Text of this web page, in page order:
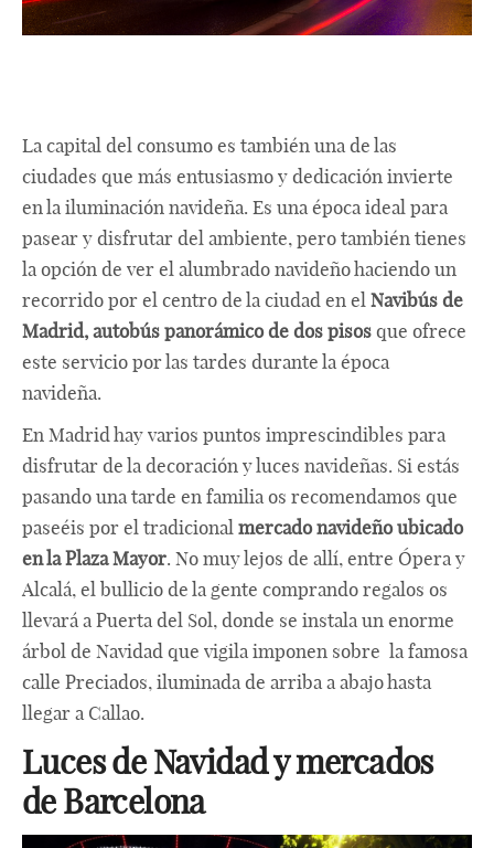
La capital del consumo es también una de las
ciudades que más entusiasmo y dedicación invierte
en la iluminación navideña. Es una época ideal para
pasear y disfrutar del ambiente, pero también tienes
la opción de ver el alumbrado navideño haciendo un
recorrido por el centro de la ciudad en el Navibús de
Madrid, autobús panorámico de dos pisosque ofrece
este servicio por las tardes durante la época
navideña.
En Madrid hay varios puntos imprescindibles para
disfrutar de la decoración y luces navideñas. Si estás
pasando una tarde en familia os recomendamos que
paseéis por el tradicional mercado navideño ubicado
en la Plaza Mayor. No muy lejos de allí, entre Ópera y
Alcalá, el bullicio de la gente comprando regalos os
llevará a Puerta del Sol, donde se instala un enorme
árbol de Navidad que vigila imponen sobre la famosa
calle Preciados, iluminada de arriba a abajo hasta
llegar a Callao.
Luces de Navidad y mercados
de Barcelona